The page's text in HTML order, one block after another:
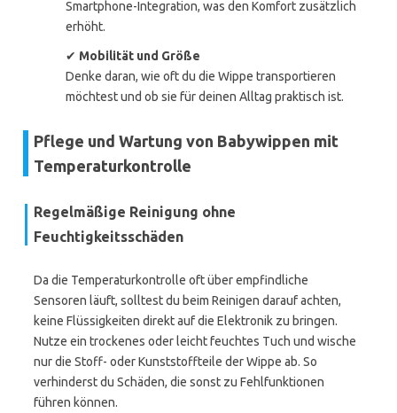
Smartphone-Integration, was den Komfort zusätzlich
erhöht.
✔ Mobilität und Größe
Denke daran, wie oft du die Wippe transportieren
möchtest und ob sie für deinen Alltag praktisch ist.
Pflege und Wartung von Babywippen mit
Temperaturkontrolle
Regelmäßige Reinigung ohne
Feuchtigkeitsschäden
Da die Temperaturkontrolle oft über empfindliche
Sensoren läuft, solltest du beim Reinigen darauf achten,
keine Flüssigkeiten direkt auf die Elektronik zu bringen.
Nutze ein trockenes oder leicht feuchtes Tuch und wische
nur die Stoff- oder Kunststoffteile der Wippe ab. So
verhinderst du Schäden, die sonst zu Fehlfunktionen
führen können.